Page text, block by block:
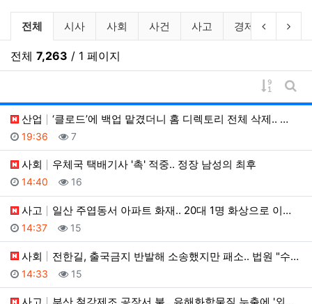
뉴스 분류 목록
전체 시사 사회 사건 사고 경제 산업
이전 분류
다
전체 7,263 / 1 페이지
게시물
게
산업
‘클로드’에 백업 맡겼더니 홈 디렉토리 전체 삭제.. …
등록일
19:36 조회
7
사회 우체국 택배기사 '촉' 적중.. 정장 남성의 최후
등록일
14:40 조회
16
사고 일산 주엽동서 아파트 화재.. 20대 1명 화상으로 이…
등록일
14:37 조회
15
사회 전한길, 출국금지 반발해 소송했지만 패소.. 법원 "수…
등록일
14:33 조회
15